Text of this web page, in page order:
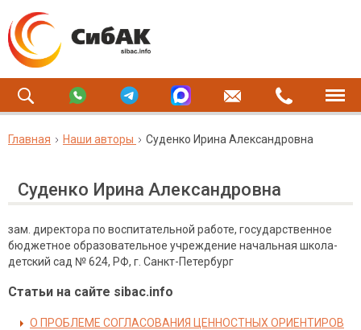
Главная Наши авторы Суденко Ирина Александровна
Суденко Ирина Александровна
зам. директора по воспитательной работе, государственное
бюджетное образовательное учреждение начальная школа-
детский сад № 624, РФ, г. Санкт-Петербург
Статьи на сайте sibac.info
О ПРОБЛЕМЕ СОГЛАСОВАНИЯ ЦЕННОСТНЫХ ОРИЕНТИРОВ